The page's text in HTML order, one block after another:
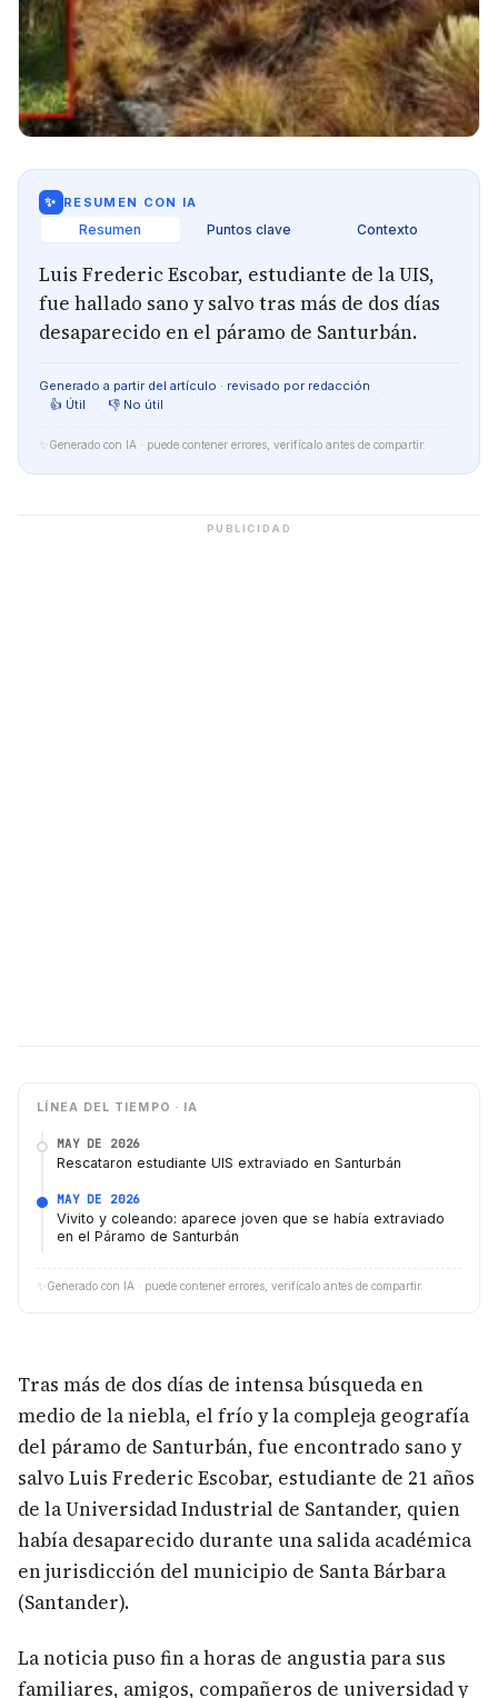
✨ RESUMEN CON IA
Resumen Puntos clave Contexto
Luis Frederic Escobar, estudiante de la UIS,
fue hallado sano y salvo tras más de dos días
desaparecido en el páramo de Santurbán.
Generado a partir del artículo · revisado por redacción
👍 Útil
👎 No útil
✨ Generado con IA · puede contener errores, verifícalo antes de compartir.
PUBLICIDAD
LÍNEA DEL TIEMPO · IA
MAY DE 2026
Rescataron estudiante UIS extraviado en Santurbán
MAY DE 2026
Vivito y coleando: aparece joven que se había extraviado
en el Páramo de Santurbán
✨ Generado con IA · puede contener errores, verifícalo antes de compartir.
Tras más de dos días de intensa búsqueda en
medio de la niebla, el frío y la compleja geografía
del páramo de Santurbán, fue encontrado sano y
salvo Luis Frederic Escobar, estudiante de 21 años
de la Universidad Industrial de Santander, quien
había desaparecido durante una salida académica
en jurisdicción del municipio de Santa Bárbara
(Santander).
La noticia puso fin a horas de angustia para sus
familiares, amigos, compañeros de universidad y